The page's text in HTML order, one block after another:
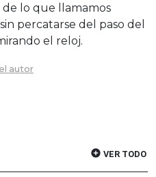
lo que llamamos
percatarse del paso del
el reloj.
autor
VER TODO